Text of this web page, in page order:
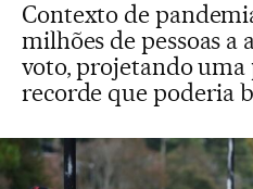
Contexto de
milhões de pessoas a
voto, projetando
recorde que poderia